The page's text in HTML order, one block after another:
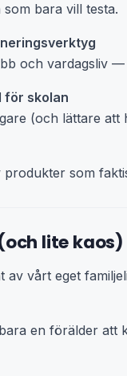
bara vill testa.
och vardagsliv —
för skolan
(och lättare att
som
lite kaos)
av vårt eget
en förälder att